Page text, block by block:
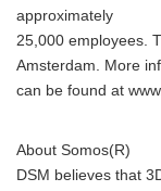
approximately
25,000 employees.
Amsterdam. More
can be found at
About Somos(R)
DSM believes that